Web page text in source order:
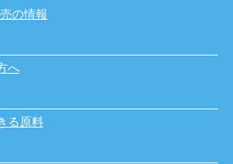
の情報
へ
る原料